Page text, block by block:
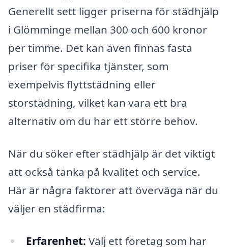
Generellt sett ligger priserna för städhjälp
i Glömminge mellan 300 och 600 kronor
per timme. Det kan även finnas fasta
priser för specifika tjänster, som
exempelvis flyttstädning eller
storstädning, vilket kan vara ett bra
alternativ om du har ett större behov.
När du söker efter städhjälp är det viktigt
att också tänka på kvalitet och service.
Här är några faktorer att överväga när du
väljer en städfirma:
Erfarenhet: Välj ett företag som har